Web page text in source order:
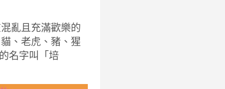
亂且充滿歡樂的
、老虎、豬、猩
名字叫「培